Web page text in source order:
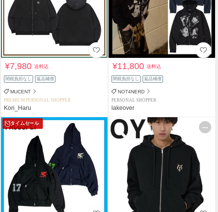
¥7,980送料込
関税負担なし 返品補償
MUCENT
PREMIUM PERSONAL SHOPPER
Kori_Haru
¥11,800送料込
関税負担なし 返品補償
NOT4NERD
PERSONAL SHOPPER
lakeover
タイムセール